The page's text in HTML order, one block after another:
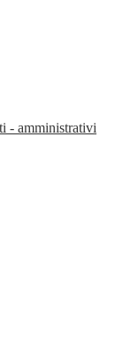
- amministrativi